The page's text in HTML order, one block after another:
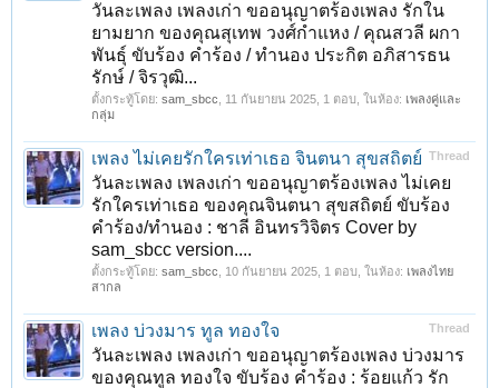
วันละเพลง เพลงเก่า ขออนุญาตร้องเพลง รักใน
ยามยาก ของคุณสุเทพ วงศ์กำแหง / คุณสวลี ผกา
พันธุ์ ขับร้อง คำร้อง / ทำนอง ประกิต อภิสารธน
รักษ์ / จิรวุฒิ...
ตั้งกระทู้โดย: sam_sbcc 11 กันยายน 2025 , 1 ตอบ, ในห้อง: เพลงคู่และ
กลุ่ม
Thread
เพลง ไม่เคยรักใครเท่าเธอ จินตนา สุขสถิตย์
วันละเพลง เพลงเก่า ขออนุญาตร้องเพลง ไม่เคย
รักใครเท่าเธอ ของคุณจินตนา สุขสถิตย์ ขับร้อง
คำร้อง/ทำนอง : ชาลี อินทรวิจิตร Cover by
sam_sbcc version....
ตั้งกระทู้โดย: sam_sbcc 10 กันยายน 2025 , 1 ตอบ, ในห้อง: เพลงไทย
สากล
Thread
เพลง บ่วงมาร ทูล ทองใจ
วันละเพลง เพลงเก่า ขออนุญาตร้องเพลง บ่วงมาร
ของคุณทูล ทองใจ ขับร้อง คำร้อง : ร้อยแก้ว รัก